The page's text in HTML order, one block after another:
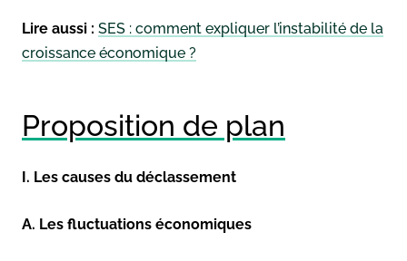
Lire aussi : SES : comment expliquer l’instabilité de la
croissance économique ?
Proposition de plan
I. Les causes du déclassement
A. Les fluctuations économiques